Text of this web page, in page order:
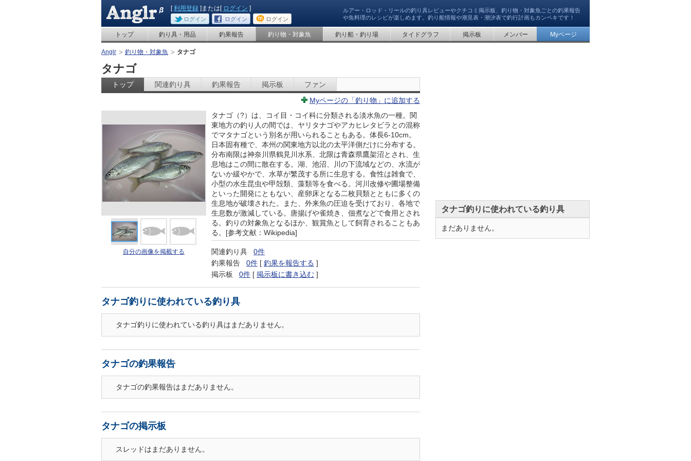
ルアー・ロッド・リールの釣り具レビューやクチコミ掲示板、釣り物・対象魚ごとの釣果報告
や魚料理のレシピが楽しめます。釣り船情報や潮見表・潮汐表で釣行計画もカンペキです！
[利用登録 ]または[ ログイン ]
ログイン ログイン ログイン
トップ 釣り具・用品 釣果報告 釣り物・対象魚 釣り船・釣り場 タイドグラフ 掲示板 メンバー Myページ
Anglr 釣り物・対象魚 タナゴ
タナゴ
トップ 関連釣り具 釣果報告 掲示板
ファン
Myページの「釣り物」に追加する
自分の画像を掲載する
タナゴ（?）は、コイ目・コイ科に分類される淡水魚の一種。関
東地方の釣り人の間では、ヤリタナゴやアカヒレタビラとの混称
でマタナゴという別名が用いられることもある。体長6-10cm。
日本固有種で、本州の関東地方以北の太平洋側だけに分布する。
分布南限は神奈川県鶴見川水系、北限は青森県鷹架沼とされ、生
息地はこの間に散在する。湖、池沼、川の下流域などの、水流が
ないか緩やかで、水草が繁茂する所に生息する。食性は雑食で、
小型の水生昆虫や甲殻類、藻類等を食べる。河川改修や圃場整備
といった開発にともない、産卵床となる二枚貝類とともに多くの
生息地が破壊された。また、外来魚の圧迫を受けており、各地で
生息数が激減している。唐揚げや雀焼き、佃煮などで食用とされ
る。釣りの対象魚となるほか、観賞魚として飼育されることもあ
る。[参考文献：Wikipedia]
関連釣り具
0件
釣果報告
0件 [ 釣果を報告する ]
掲示板
0件 [ 掲示板に書き込む ]
タナゴ釣りに使われている釣り具
タナゴ釣りに使われている釣り具はまだありません。
タナゴの釣果報告
タナゴの釣果報告はまだありません。
タナゴの掲示板
スレッドはまだありません。
タナゴ釣りに使われている釣り具
まだありません。